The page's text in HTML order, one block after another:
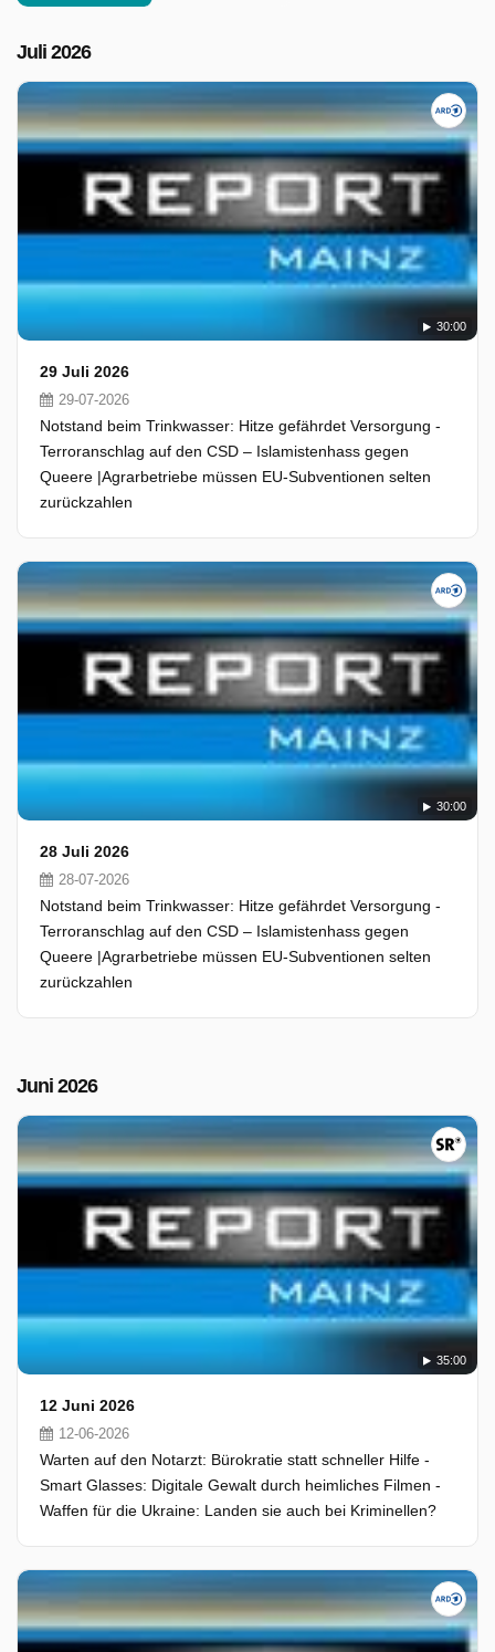
Juli 2026
30:00
29 Juli 2026
29-07-2026
Notstand beim Trinkwasser: Hitze gefährdet Versorgung -
Terroranschlag auf den CSD – Islamistenhass gegen
Queere |Agrarbetriebe müssen EU-Subventionen selten
zurückzahlen
30:00
28 Juli 2026
28-07-2026
Notstand beim Trinkwasser: Hitze gefährdet Versorgung -
Terroranschlag auf den CSD – Islamistenhass gegen
Queere |Agrarbetriebe müssen EU-Subventionen selten
zurückzahlen
Juni 2026
35:00
12 Juni 2026
12-06-2026
Warten auf den Notarzt: Bürokratie statt schneller Hilfe -
Smart Glasses: Digitale Gewalt durch heimliches Filmen -
Waffen für die Ukraine: Landen sie auch bei Kriminellen?